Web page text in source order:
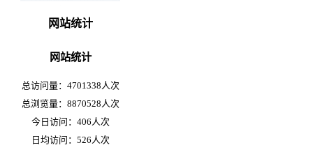
网站统计
网站统计
总访问量：4701338人次
总浏览量：8870528人次
今日访问：406人次
日均访问：526人次